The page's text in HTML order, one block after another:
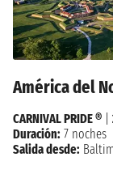
América del
CARNIVAL PRIDE ®
Duración: 7 noches
Salida desde: